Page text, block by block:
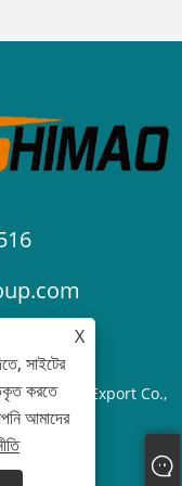
Import and Export Co.,
সংরক্ষিত৷
গোপনীয়তা নীতি
X
সাইটের
করতে
আমাদের